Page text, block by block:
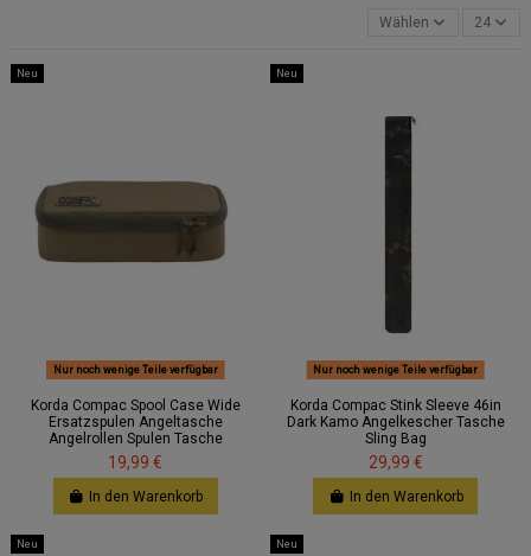
Wählen 24
Neu
Nur noch wenige Teile verfügbar
Korda Compac Spool Case Wide
Ersatzspulen Angeltasche
Angelrollen Spulen Tasche
19,99 €
In den Warenkorb
Neu
Nur noch wenige Teile verfügbar
Korda Compac Stink Sleeve 46in
Dark Kamo Angelkescher Tasche
Sling Bag
29,99 €
In den Warenkorb
Neu Neu